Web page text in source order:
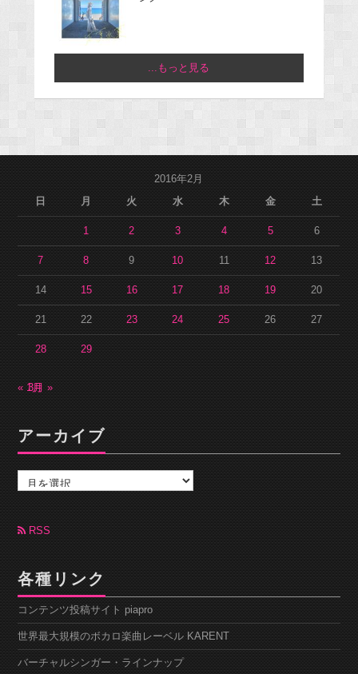
...もっと見る
2016年2月
日
月 火 水 木 金 土
1 2 3 4 5 6
7 8 9 10 11 12 13
14 15 16 17 18 19 20
21 22 23 24 25 26 27
28 29
« 1月3月 »
アーカイブ
カ
ブ RSS
各種リンク
コンテンツ投稿サイト piapro
世界最大規模のボカロ楽曲レーベル KARENT
バーチャルシンガー・ラインナップ